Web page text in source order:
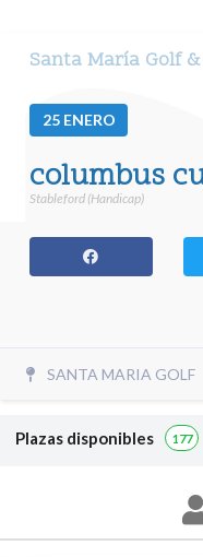
Santa María Golf
25 ENERO
columbus
Stableford (Handicap)
SANTA MARIA GOLF
Plazas disponibles 177